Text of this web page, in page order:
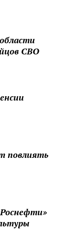
СВО
повлиять